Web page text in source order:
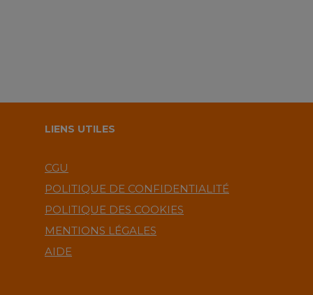
LIENS UTILES
CGU
POLITIQUE DE CONFIDENTIALITÉ
POLITIQUE DES COOKIES
MENTIONS LÉGALES
AIDE